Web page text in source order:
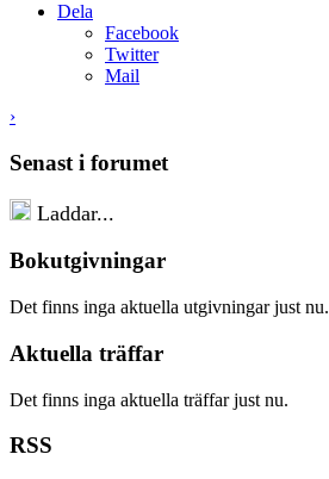
Dela
Facebook
Twitter
Mail
›
Senast i forumet
Laddar...
Bokutgivningar
Det finns inga aktuella utgivningar just nu.
Aktuella träffar
Det finns inga aktuella träffar just nu.
RSS